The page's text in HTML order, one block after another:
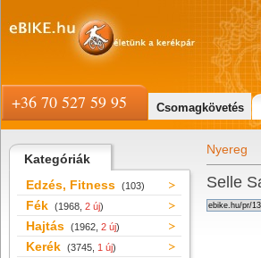
Kategóriák
Edzés, Fitness (103)
Fék (1968, 2 új)
Hajtás (1962, 2 új)
Kerék (3745, 1 új)
Nyereg
Selle
+36 70 527 59 95 Csomagkövetés